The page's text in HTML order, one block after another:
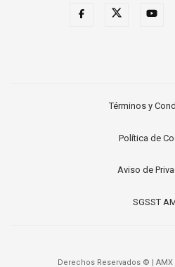
Términos y
Política de
Aviso de
SGSST
Derechos Reservados © AMX